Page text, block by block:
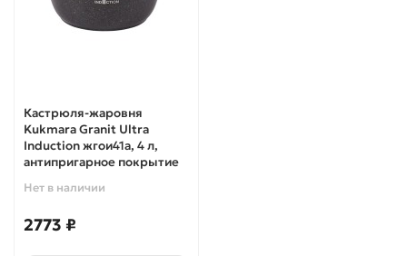
Кастрюля-жаровня
Kukmara Granit Ultra
Induction жгои41а, 4 л,
антипригарное покрытие
Нет в наличии
2773 ₽